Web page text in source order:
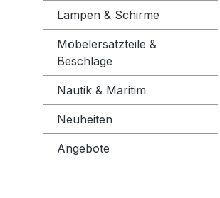
Lampen & Schirme
Möbelersatzteile &
Beschläge
Nautik & Maritim
Neuheiten
Angebote